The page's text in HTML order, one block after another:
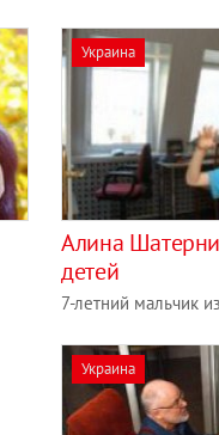
Украина
Алина
детей
7-летний мальчик
Украина